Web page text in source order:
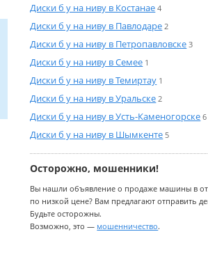
Диски б у на ниву в Костанае 4
Диски б у на ниву в Павлодаре 2
Диски б у на ниву в Петропавловске 3
Диски б у на ниву в Семее 1
Диски б у на ниву в Темиртау 1
Диски б у на ниву в Уральске 2
Диски б у на ниву в Усть-Каменогорске 6
Диски б у на ниву в Шымкенте 5
Осторожно, мошенники!
Вы нашли объявление о продаже машины в
по низкой цене? Вам предлагают отправить
Будьте осторожны.
Возможно, это — мошенничество.